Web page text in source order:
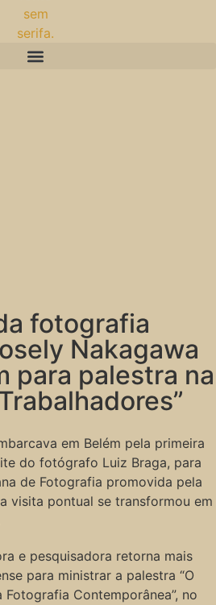
fotografia
Nakagawa
para palestra na
em Belém pela primeira
do fotógrafo Luiz Braga, para
de Fotografia promovida pela
visita pontual se transformou em
e pesquisadora retorna mais
para ministrar a palestra “O
Contemporânea”, no